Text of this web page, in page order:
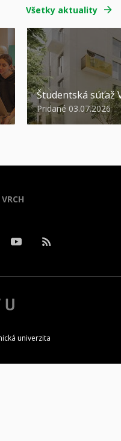
Všetky aktuality
Študentská súťaž
Pridané 03.07.2026
univerzita